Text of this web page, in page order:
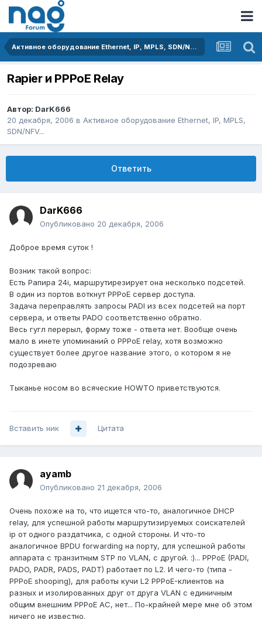
Активное оборудование Ethernet, IP, MPLS, SDN/NFV...
Rapier и PPPoE Relay
Автор: DarK666
20 декабря, 2006 в Активное оборудование Ethernet, IP, MPLS,
SDN/NFV...
Ответить
DarK666
Опубликовано 20 декабря, 2006
Доброе время суток !
Возник такой вопрос:
Есть Рапира 24i, маршрутирезирует она несколько подсетей.
В один из портов воткнут PPPoE сервер доступа.
Задача переправлять запросы PADI из всех подсетей на порт
сервера, и ответы PADO соответственно обратно.
Весь гугл перерыл, форму тоже - ответа нет. Вообще очень
мало в инете упоминаний о PPPoE relay, хотя возможно
существует более другое название этого, о котором я не
подозреваю
Тыканье носом во всяческие HOWTO приветствуются.
Вставить ник Цитата
ayamb
Опубликовано 21 декабря, 2006
Очень похоже на то, что ищется что-то, аналогичное DHCP
relay, для успешной работы маршрутизируемых соискателей
ip от одного раздатчика, с одной стороны. И что-то
аналогичное BPDU forwarding на порту, для успешной работы
аппарата с транзитным STP по VLAN, с другой. :)... PPPoE (PADI,
PADO, PADR, PADS, PADT) работает по L2. И чего-то (типа -
PPPoE shooping), для работы кучи L2 PPPoE-клиентов на
разных и изолированных друг от друга VLAN с единичным
общим внешним PPPoE AC, нет... По-крайней мере мне об этом
ничего не известно.